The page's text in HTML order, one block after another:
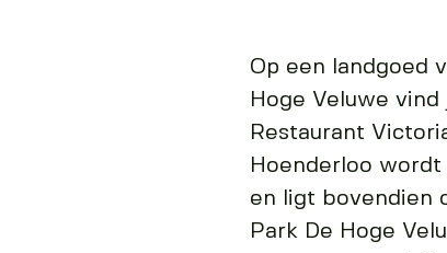
Op een landgoed
Hoge Veluwe
Restaurant
Hoenderloo
en ligt bovendien
Park De Hoge